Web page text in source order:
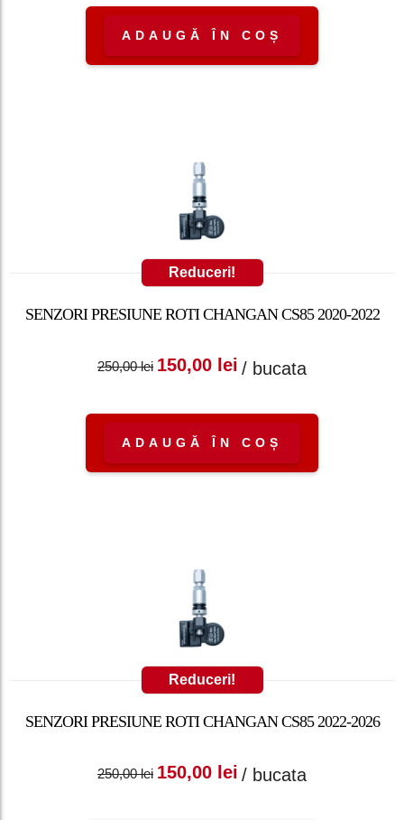
ADAUGĂ ÎN COȘ
Reduceri!
SENZORI PRESIUNE ROTI CHANGAN CS85 2020-2022
250,00lei
Prețul inițial a fost:
150,00 lei
Prețul curent
/ bucata
ADAUGĂ ÎN COȘ
Reduceri!
SENZORI PRESIUNE ROTI CHANGAN CS85 2022-2026
250,00lei
Prețul inițial a fost:
150,00 lei
Prețul curent
/ bucata